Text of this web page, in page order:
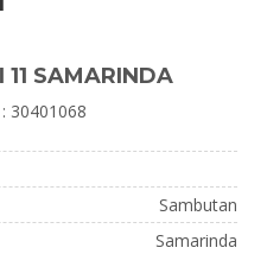
11 SAMARINDA
30401068
Sambutan
Samarinda